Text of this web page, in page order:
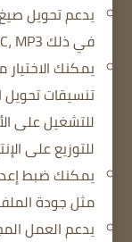
يدعم تحويل
في ذلك MP4، MOV، AVI، WAV، AAC، MP3، إلخ.
يمكنك
تنسيقات تحويل
للتشغيل على
للتوزيع على
يمكنك ضبط
مثل جودة
يدعم العمل